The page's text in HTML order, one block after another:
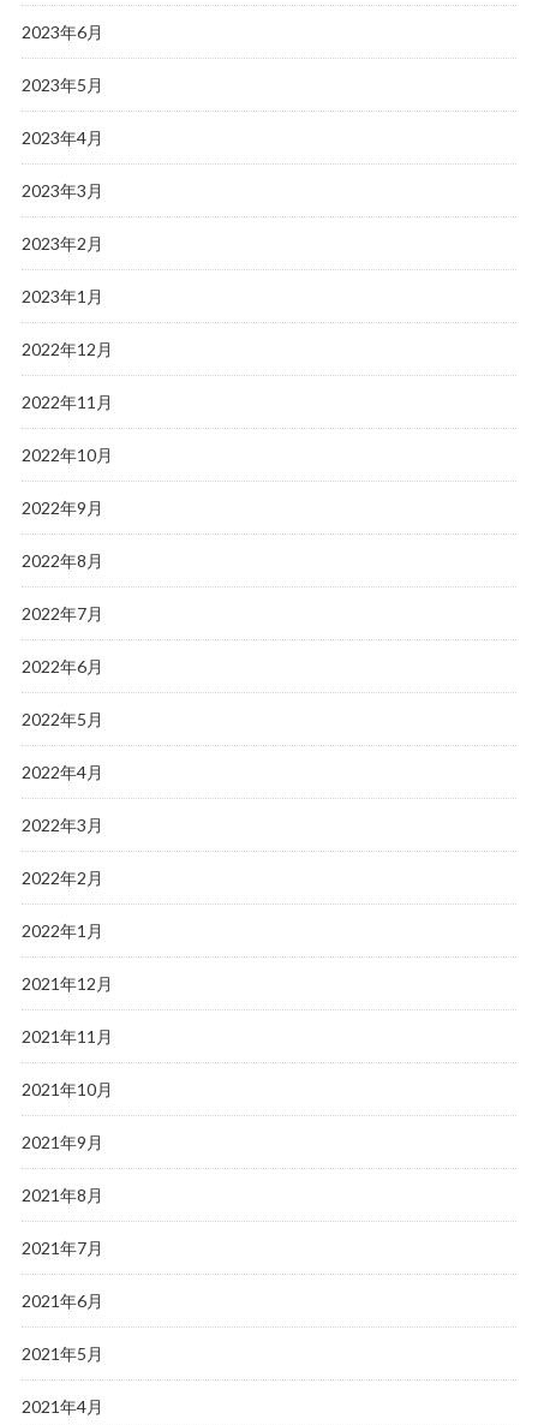
2023年6月
2023年5月
2023年4月
2023年3月
2023年2月
2023年1月
2022年12月
2022年11月
2022年10月
2022年9月
2022年8月
2022年7月
2022年6月
2022年5月
2022年4月
2022年3月
2022年2月
2022年1月
2021年12月
2021年11月
2021年10月
2021年9月
2021年8月
2021年7月
2021年6月
2021年5月
2021年4月